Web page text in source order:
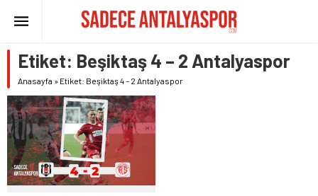
Etiket: Beşiktaş 4 – 2 Antalyaspor
Anasayfa » Etiket: Beşiktaş 4 – 2 Antalyaspor